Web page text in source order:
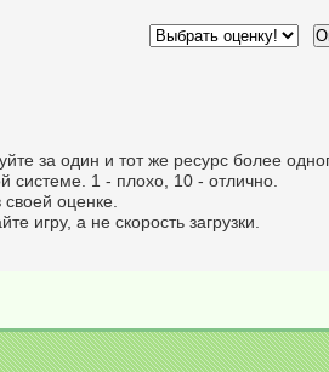
за один и тот же ресурс более
системе. 1 - плохо, 10 - отлично.
оценке.
игру, а не скорость загрузки.